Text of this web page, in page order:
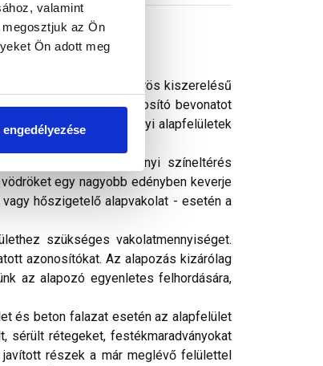
valamint
az Ön
Ön adott meg
kvarc töltőanyagú, vödrös kiszerelésű
ellenállást biztosító bevonatot
és egyéb ásványi alapfelületek
vödröknél árnyalatnyi színeltérés
egy nagyobb edényben keverje
hőszigetelő alapvakolat - esetén a
szükséges vakolatmennyiséget.
azonosítókat. Az alapozás kizárólag
az alapozó egyenletes felhordására,
és beton falazat esetén az alapfelület
sérült rétegeket, festékmaradványokat
részek a már meglévő felülettel